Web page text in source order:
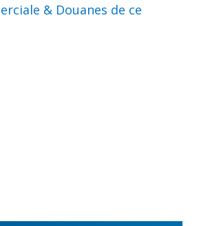
& Douanes de ce